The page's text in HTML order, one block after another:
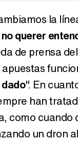
la
querer
de prensa
". En
han
como
un dron